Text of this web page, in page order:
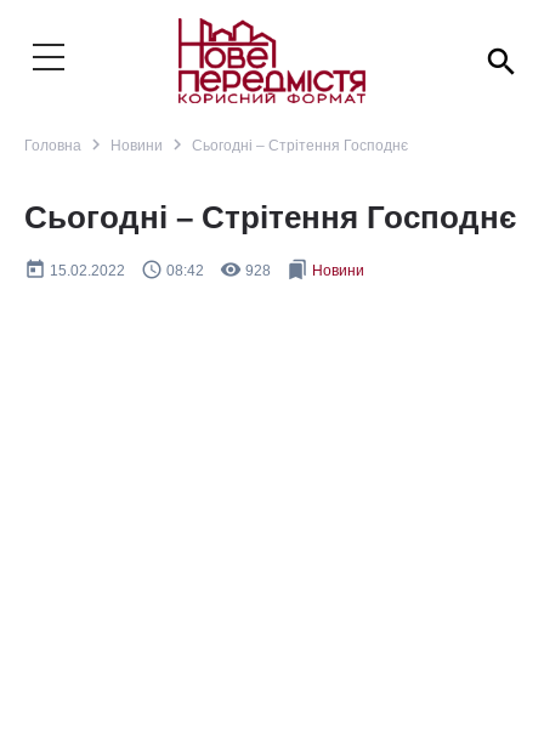
search
Головна navigate_next Новини navigate_next Сьогодні – Стрітення Господнє
Сьогодні – Стрітення Господнє
today 15.02.2022 query_builder 08:42 remove_red_eye 928 bookmarks Новини